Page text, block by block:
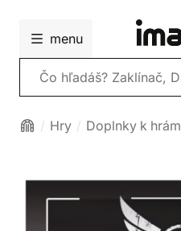
menu
Vyhľadávanie
Hry Doplnky k hrám